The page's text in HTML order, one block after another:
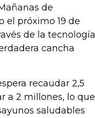
de
el próximo 19 de
de la tecnología
cancha
recaudar 2,5
a 2 millones, lo que
saludables